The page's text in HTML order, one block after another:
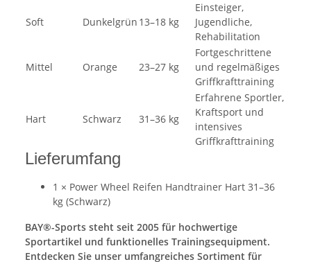
Soft Dunkelgrün 13–18 kg
Einsteiger,
Jugendliche,
Rehabilitation
Mittel Orange 23–27 kg
Fortgeschrittene
und regelmäßiges
Griffkrafttraining
Hart Schwarz 31–36 kg
Erfahrene Sportler,
Kraftsport und
intensives
Griffkrafttraining
Lieferumfang
1 × Power Wheel Reifen Handtrainer Hart 31–36
kg (Schwarz)
BAY®-Sports steht seit 2005 für hochwertige
Sportartikel und funktionelles Trainingsequipment.
Entdecken Sie unser umfangreiches Sortiment für